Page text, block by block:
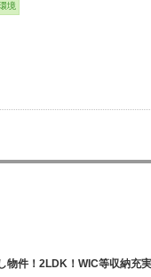
境
物件！2LDK！WIC等収納充